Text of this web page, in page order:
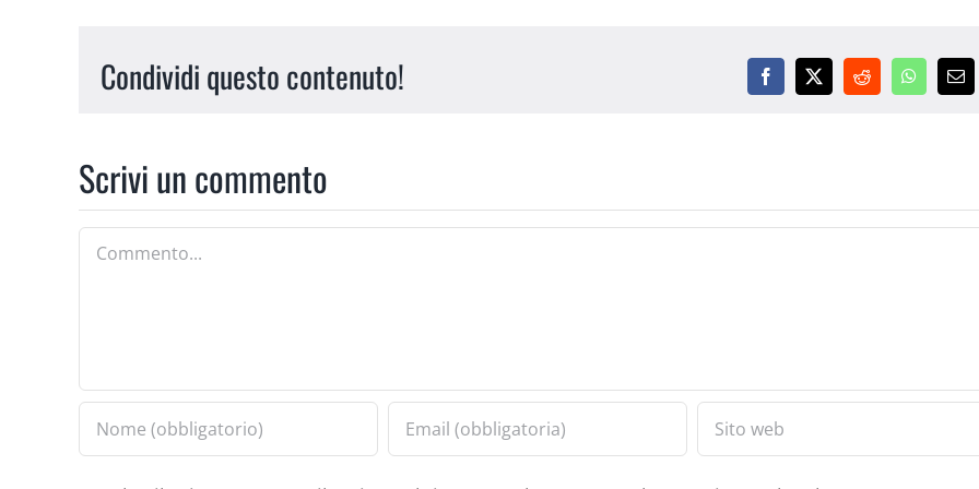
Condividi questo contenuto! Facebook
X Reddit
Scrivi un commento
Commento